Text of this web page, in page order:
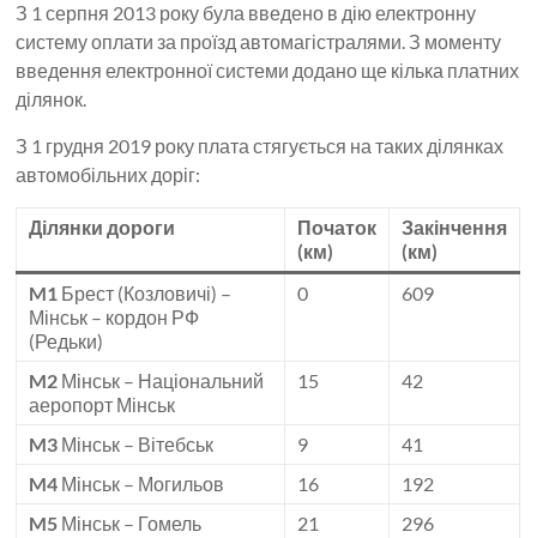
З 1 серпня 2013 року була введено в дію електронну
систему оплати за проїзд автомагістралями. З моменту
введення електронної системи додано ще кілька платних
ділянок.
З 1 грудня 2019 року плата стягується на таких ділянках
автомобільних доріг:
Ділянки дороги
Початок
(км)
Закінчення
(км)
M1 Брест (Козловичі) –
Мінськ – кордон РФ
(Редьки)
0 609
M2 Мінськ – Національний
аеропорт Мінськ
15 42
M3 Мінськ – Вітебськ 9
41
M4 Мінськ – Могильов 16
192
M5 Мінськ – Гомель 21
296